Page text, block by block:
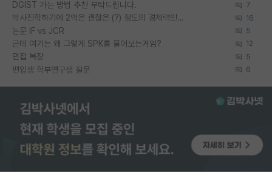
DGIST 가는 방법 추천 부탁드립니다. 7
박사진학하기에 2억은 괜찮은 (?) 정도의 경제력인가요 16
논문 IF vs JCR 5
근데 여기는 왜 그렇게 SPK를 물어보는거임? 12
면접 복장 5
편입생 학부연구생 질문 6